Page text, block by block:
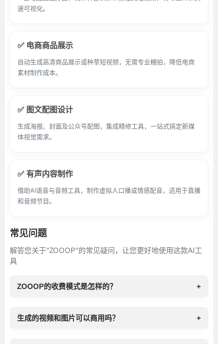
速可视化。
✅ 电商商品展示
自动生成高清商品展示或种草短视频，无需专业棚拍，降低电商
素材制作成本。
✅ 图文配图设计
生成海报、封面及公众号配图，集成精修工具，一站式搞定新媒
体视觉需求。
✅ 有声内容制作
借助AI语音与音频工具，制作虚拟人口播或情感配音，适用于直播
和音频节目。
常见问题
解答您关于"ZOOOP"的常见疑问，让您更好地使用这款AI工
具
ZOOOP的收费模式是怎样的？ +
生成的视频和图片可以商用吗？ +